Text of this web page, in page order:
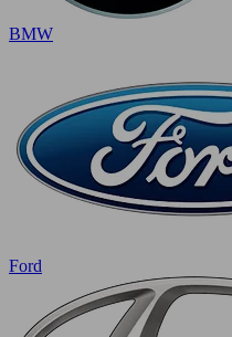
BMW
Ford